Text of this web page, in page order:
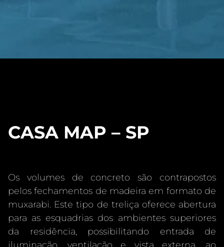
CASA MAP – SP
Os volumes de concreto são contrapostos
pelos fechamentos de madeira em formato de
muxarabi. Este tipo de treliça oferece abertura
para as esquadrias dos ambientes superiores
da residência, possibilitando entrada de